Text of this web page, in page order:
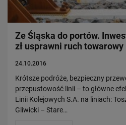
Ze Śląska do portów.
zł usprawni ruch towarowy
24.10.2016
Krótsze podróże, bezpieczny
przepustowość linii – to główne
Linii Kolejowych S.A. na liniach:
Gliwicki – Stare…